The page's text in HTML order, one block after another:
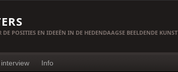
POSITIES EN IDEEËN IN DE HEDENDAAGSE BEELDENDE KUNST
interview Info